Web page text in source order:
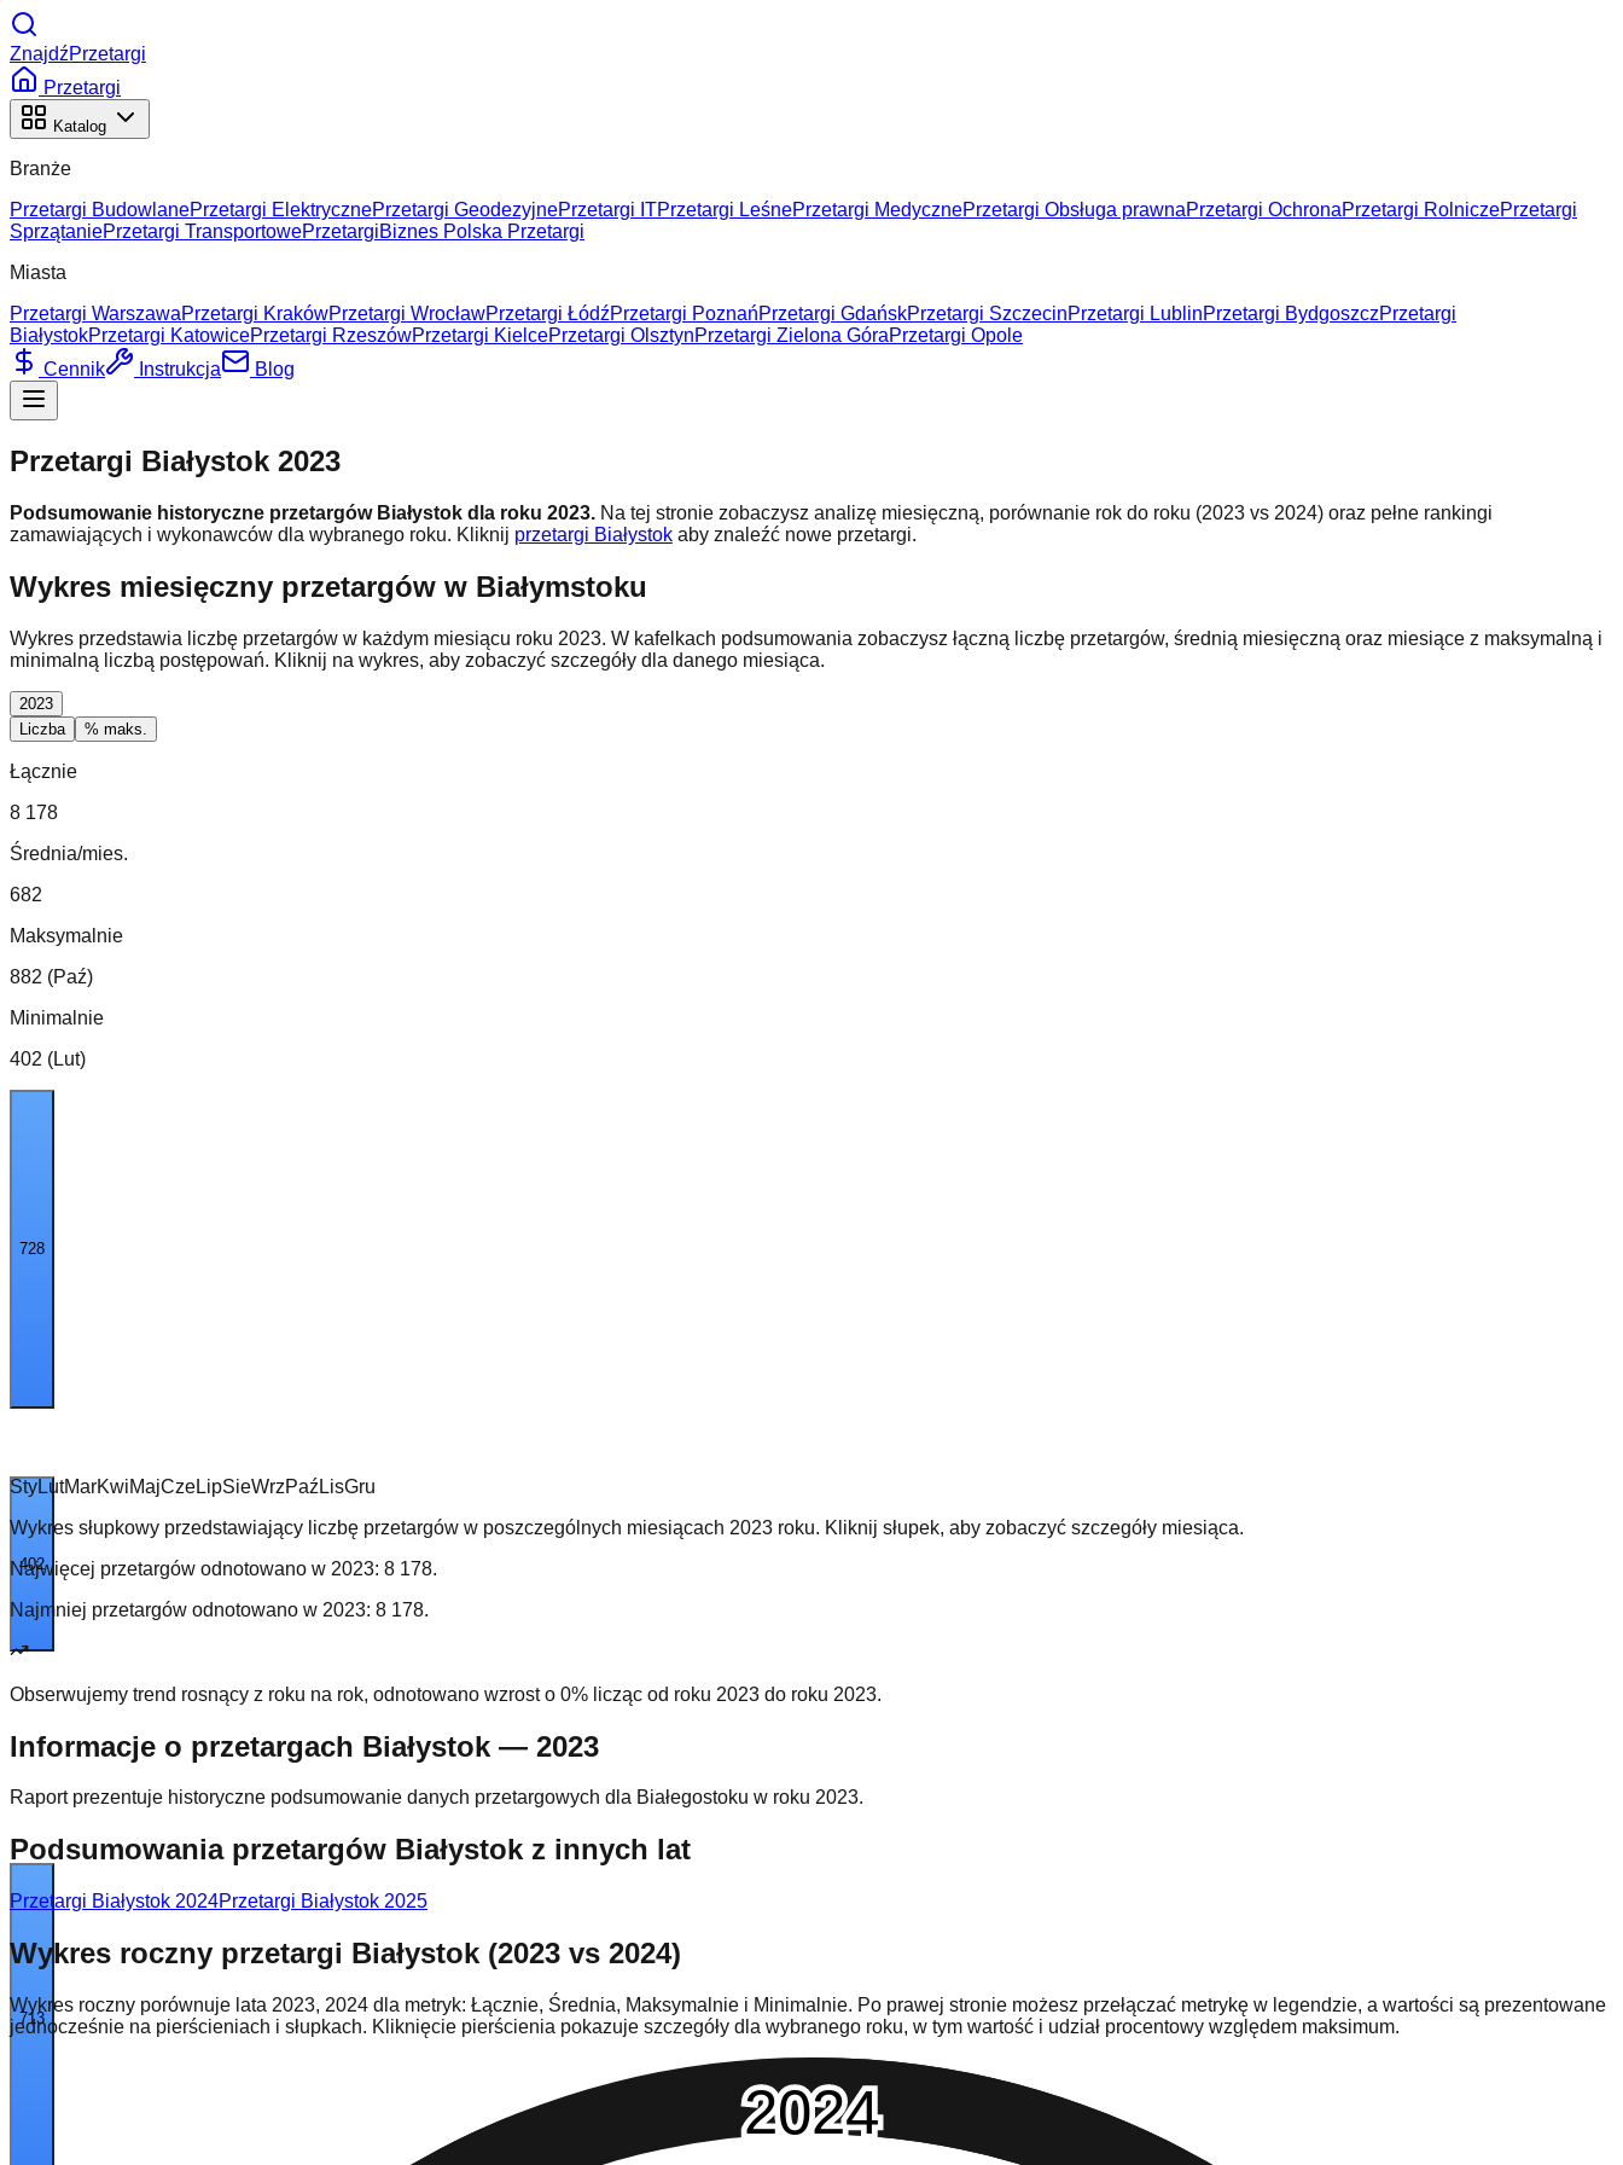
ZnajdźPrzetargi
Przetargi
Katalog
Branże
Przetargi BudowlanePrzetargi ElektrycznePrzetargi GeodezyjnePrzetargi ITPrzetargi LeśnePrzetargi MedycznePrzetargi Obsługa prawnaPrzetargi OchronaPrzetargi RolniczePrzetargi
SprzątaniePrzetargi TransportowePrzetargiBiznes Polska Przetargi
Miasta
Przetargi WarszawaPrzetargi KrakówPrzetargi WrocławPrzetargi ŁódźPrzetargi PoznańPrzetargi GdańskPrzetargi SzczecinPrzetargi LublinPrzetargi BydgoszczPrzetargi
BiałystokPrzetargi KatowicePrzetargi RzeszówPrzetargi KielcePrzetargi OlsztynPrzetargi Zielona GóraPrzetargi Opole
Cennik
Instrukcja Blog
Przetargi Białystok 2023
Podsumowanie historyczne przetargów Białystok dla roku 2023. Na tej stronie zobaczysz analizę miesięczną, porównanie rok do roku (2023 vs 2024) oraz pełne rankingi
zamawiających i wykonawców dla wybranego roku. Kliknij przetargi Białystok aby znaleźć nowe przetargi.
Wykres miesięczny przetargów w Białymstoku
Wykres przedstawia liczbę przetargów w każdym miesiącu roku 2023. W kafelkach podsumowania zobaczysz łączną liczbę przetargów, średnią miesięczną oraz miesiące z maksymalną i
minimalną liczbą postępowań. Kliknij na wykres, aby zobaczyć szczegóły dla danego miesiąca.
2023
Liczba
% maks.
Łącznie
8 178
Średnia/mies.
682
Maksymalnie
882 (Paź)
Minimalnie
402 (Lut)
728
402
713
StyLutMarKwiMajCzeLipSieWrzPaź LisGru
Wykres słupkowy przedstawiający liczbę przetargów w poszczególnych miesiącach 2023 roku. Kliknij słupek, aby zobaczyć szczegóły miesiąca.
Najwięcej przetargów odnotowano w 2023: 8 178.
Najmniej przetargów odnotowano w 2023: 8 178.
Obserwujemy trend rosnący z roku na rok, odnotowano wzrost o 0% licząc od roku 2023 do roku 2023.
Informacje o przetargach Białystok — 2023
Raport prezentuje historyczne podsumowanie danych przetargowych dla Białegostoku w roku 2023.
Podsumowania przetargów Białystok z innych lat
Przetargi Białystok 2024Przetargi Białystok 2025
Wykres roczny przetargi Białystok (2023 vs 2024)
Wykres roczny porównuje lata 2023, 2024 dla metryk: Łącznie, Średnia, Maksymalnie i Minimalnie. Po prawej stronie możesz przełączać metrykę w legendzie, a wartości są prezentowane
jednocześnie na pierścieniach i słupkach. Kliknięcie pierścienia pokazuje szczegóły dla wybranego roku, w tym wartość i udział procentowy względem maksimum.
2024